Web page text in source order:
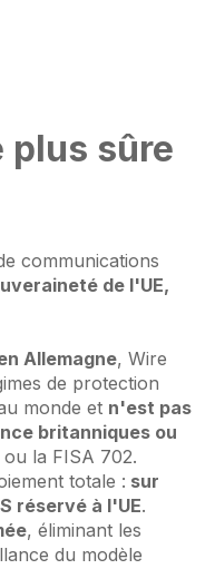
plus sûre
communications
de l'UE,
Allemagne, Wire
de protection
monde et n'est pas
britanniques ou
la FISA 702.
totale : sur
réservé à l'UE.
, éliminant les
du modèle